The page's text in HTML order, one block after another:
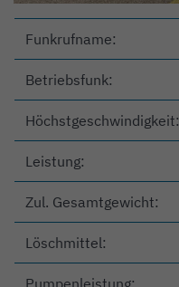
Funkrufname:
Betriebsfunk:
Höchstgeschwindigkeit:
Leistung:
Zul. Gesamtgewicht:
Löschmittel: